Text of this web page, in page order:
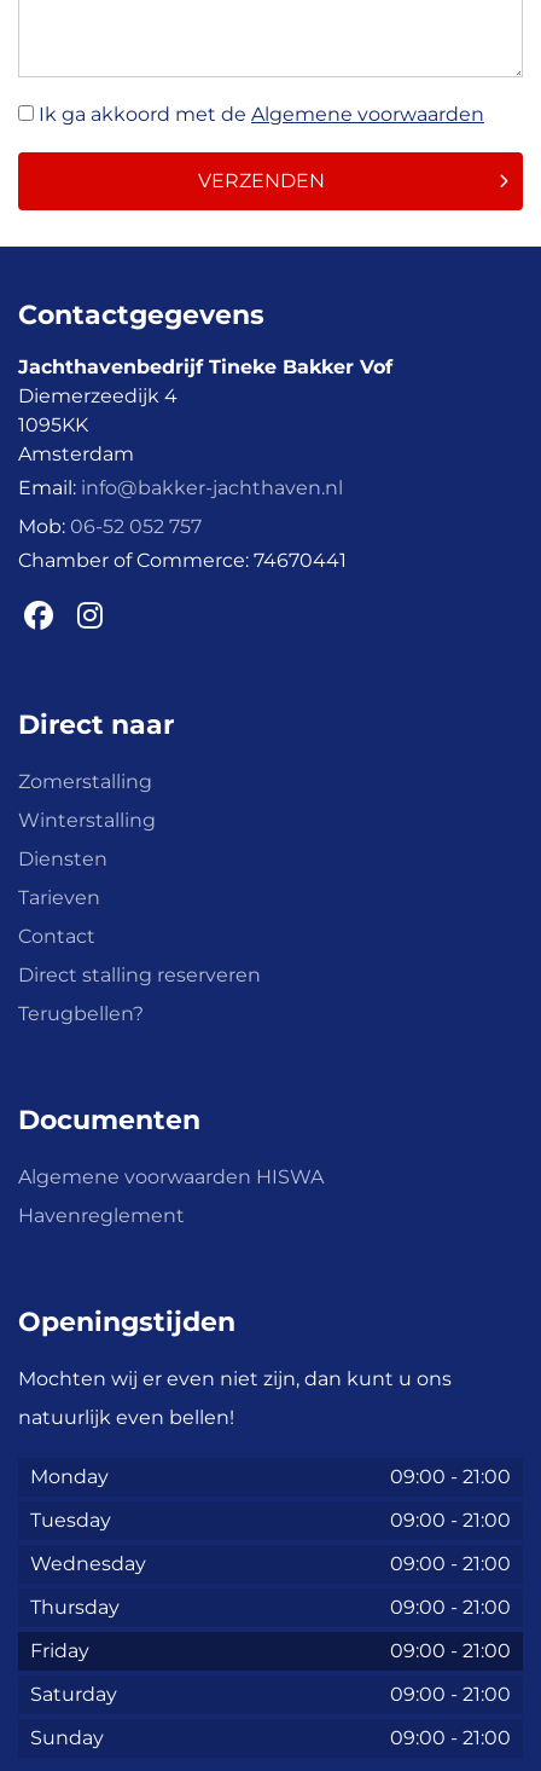
Ik ga akkoord met de Algemene voorwaarden
VERZENDEN
Contactgegevens
Jachthavenbedrijf Tineke Bakker Vof
Diemerzeedijk 4
1095KK
Amsterdam
Email: info@bakker-jachthaven.nl
Mob: 06-52 052 757
Chamber of Commerce: 74670441
Direct naar
Zomerstalling
Winterstalling
Diensten
Tarieven
Contact
Direct stalling reserveren
Terugbellen?
Documenten
Algemene voorwaarden HISWA
Havenreglement
Openingstijden
Mochten wij er even niet zijn, dan kunt u ons
natuurlijk even bellen!
Monday 09:00 - 21:00
Tuesday
09:00 - 21:00
Wednesday
09:00 - 21:00
Thursday
09:00 - 21:00
Friday
09:00 - 21:00
Saturday
09:00 - 21:00
Sunday
09:00 - 21:00